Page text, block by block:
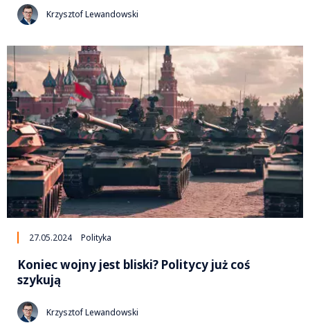
Krzysztof Lewandowski
27.05.2024 Polityka
Koniec wojny jest bliski? Politycy już coś
szykują
Krzysztof Lewandowski